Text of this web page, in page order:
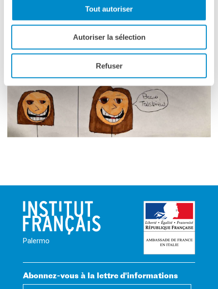
Tout autoriser
Autoriser la sélection
Refuser
Palermo
Abonnez-vous à la lettre d'informations